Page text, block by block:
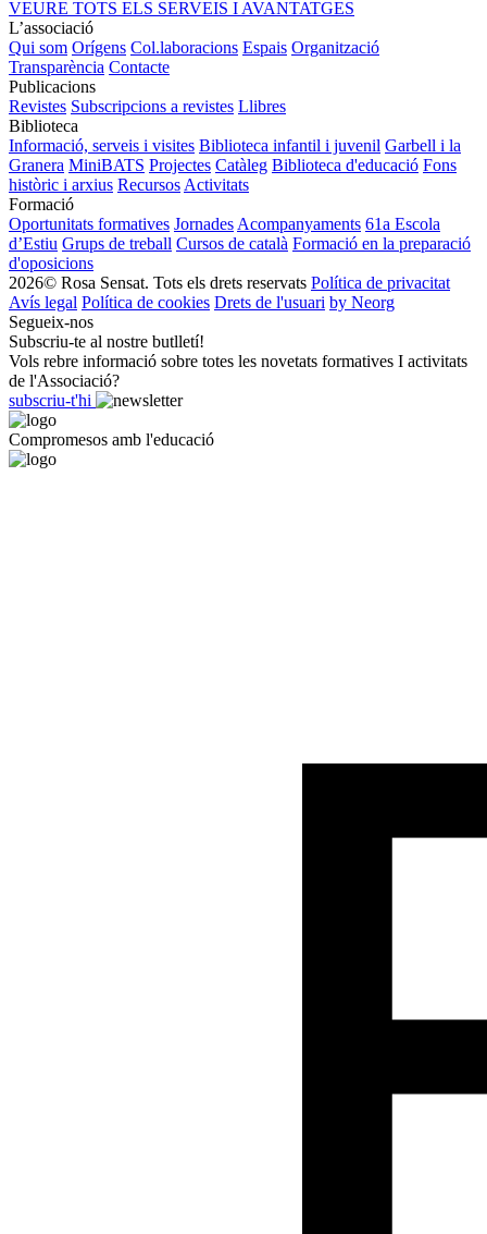
VEURE TOTS ELS SERVEIS I AVANTATGES
L’associació
Qui som Orígens Col.laboracions Espais Organització
Transparència Contacte
Publicacions
Revistes Subscripcions a revistes Llibres
Biblioteca
Informació, serveis i visites Biblioteca infantil i juvenil Garbell i la
Granera MiniBATS Projectes Catàleg Biblioteca d'educació Fons
històric i arxius Recursos Activitats
Formació
Oportunitats formatives Jornades Acompanyaments 61a Escola
d’Estiu Grups de treball Cursos de català Formació en la preparació
d'oposicions
2026© Rosa Sensat. Tots els drets reservats Política de privacitat
Avís legal Política de cookies Drets de l'usuari by Neorg
Segueix-nos
Subscriu-te al nostre butlletí!
Vols rebre informació sobre totes les novetats formatives I activitats
de l'Associació?
subscriu-t'hi
Compromesos amb l'educació